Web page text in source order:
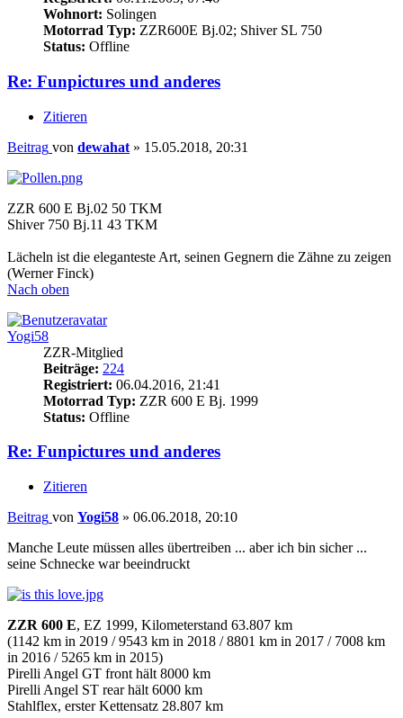
Wohnort: Solingen
Motorrad Typ: ZZR600E Bj.02; Shiver SL 750
Status: Offline
Re: Funpictures und anderes
Zitieren
Beitrag von dewahat » 15.05.2018, 20:31
ZZR 600 E Bj.02 50 TKM
Shiver 750 Bj.11 43 TKM
Lächeln ist die eleganteste Art, seinen Gegnern die Zähne zu zeigen
(Werner Finck)
Nach oben
Yogi58
ZZR-Mitglied
Beiträge: 224
Registriert: 06.04.2016, 21:41
Motorrad Typ: ZZR 600 E Bj. 1999
Status: Offline
Re: Funpictures und anderes
Zitieren
Beitrag von Yogi58 » 06.06.2018, 20:10
Manche Leute müssen alles übertreiben ... aber ich bin sicher ...
seine Schnecke war beeindruckt
ZZR 600 E, EZ 1999, Kilometerstand 63.807 km
(1142 km in 2019 / 9543 km in 2018 / 8801 km in 2017 / 7008 km
in 2016 / 5265 km in 2015)
Pirelli Angel GT front hält 8000 km
Pirelli Angel ST rear hält 6000 km
Stahlflex, erster Kettensatz 28.807 km